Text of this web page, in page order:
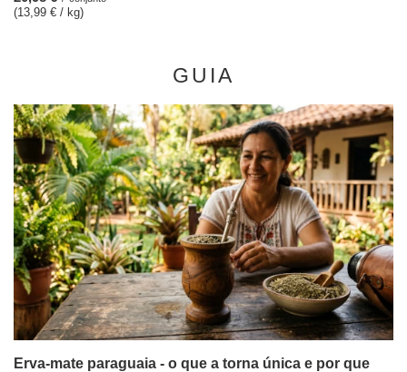
(13,99 € / kg)
GUIA
Erva-mate paraguaia - o que a torna única e por que